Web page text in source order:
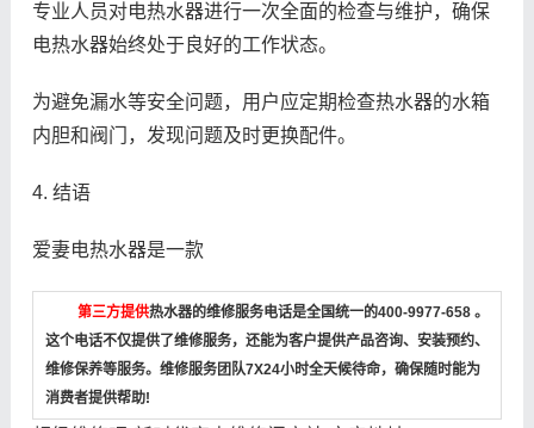
专业人员对电热水器进行一次全面的检查与维护，确保
电热水器始终处于良好的工作状态。
为避免漏水等安全问题，用户应定期检查热水器的水箱
内胆和阀门，发现问题及时更换配件。
4. 结语
爱妻电热水器是一款
第三方提供热水器的维修服务电话是全国统一的400-9977-658 。
这个电话不仅提供了维修服务，还能为客户提供产品咨询、安装预约、
维修保养等服务。维修服务团队7X24小时全天候待命，确保随时能为
消费者提供帮助!